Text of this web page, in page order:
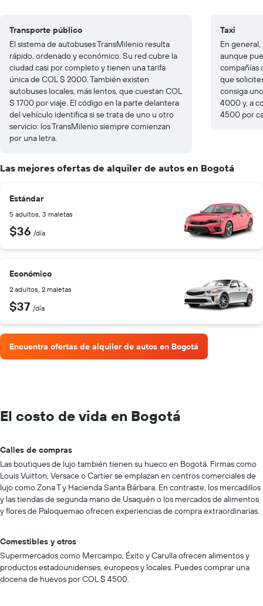
Transporte público
El sistema de autobuses TransMilenio resulta
rápido, ordenado y económico. Su red cubre la
ciudad casi por completo y tienen una tarifa
única de COL $ 2000. También existen
autobuses locales, más lentos, que cuestan COL
$ 1700 por viaje. El código en la parte delantera
del vehículo identifica si se trata de uno u otro
servicio: los TransMilenio siempre comienzan
por una letra.
Taxi
En
aunque
compañías
que
consiga
4000 y, a
4500 por
Las mejores ofertas de alquiler de autos en Bogotá
Estándar
5 adultos, 3 maletas
$36 /día
Económico
2 adultos, 2 maletas
$37 /día
Encuentra ofertas de alquiler de autos en Bogotá
El costo de vida en Bogotá
Calles de compras
Las boutiques de lujo también tienen su hueco en Bogotá. Firmas como
Louis Vuitton, Versace o Cartier se emplazan en centros comerciales de
lujo como Zona T y Hacienda Santa Bárbara. En contraste, los mercadillos
y las tiendas de segunda mano de Usaquén o los mercados de alimentos
y flores de Paloquemao ofrecen experiencias de compra extraordinarias.
Comestibles y otros
Supermercados como Mercampo, Éxito y Carulla ofrecen alimentos y
productos estadounidenses, europeos y locales. Puedes comprar una
docena de huevos por COL $ 4500.